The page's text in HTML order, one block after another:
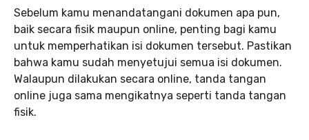
Sebelum kamu menandatangani dokumen apa pun,
baik secara fisik maupun online, penting bagi kamu
untuk memperhatikan isi dokumen tersebut. Pastikan
bahwa kamu sudah menyetujui semua isi dokumen.
Walaupun dilakukan secara online, tanda tangan
online juga sama mengikatnya seperti tanda tangan
fisik.